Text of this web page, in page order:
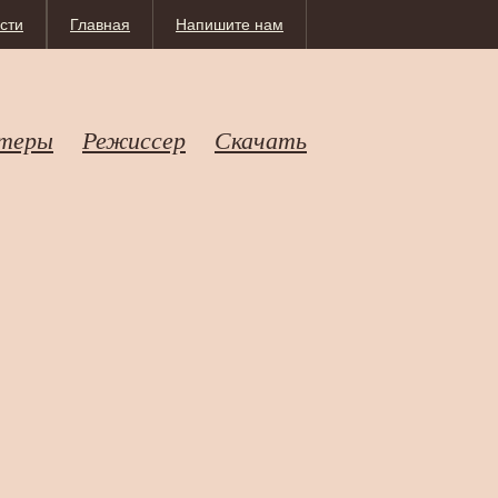
Напишите нам
Главная
Режиссер Скачать